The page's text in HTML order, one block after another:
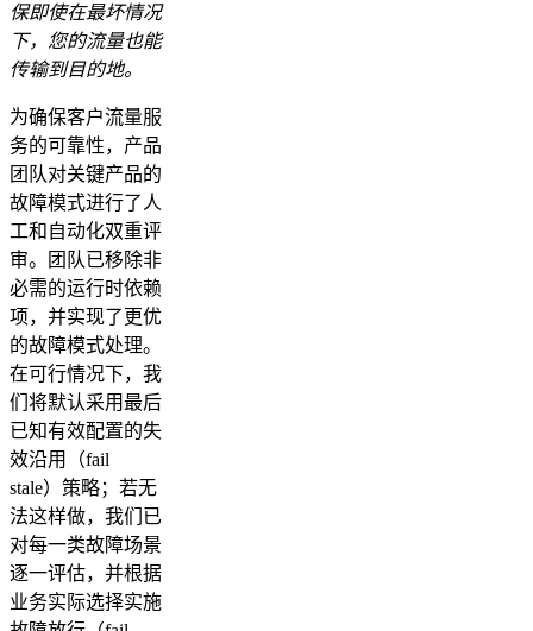
保即使在最坏情况
下，您的流量也能
传输到目的地。
为确保客户流量服
务的可靠性，产品
团队对关键产品的
故障模式进行了人
工和自动化双重评
审。团队已移除非
必需的运行时依赖
项，并实现了更优
的故障模式处理。
在可行情况下，我
们将默认采用最后
已知有效配置的失
效沿用（fail
stale）策略；若无
法这样做，我们已
对每一类故障场景
逐一评估，并根据
业务实际选择实施